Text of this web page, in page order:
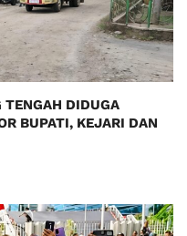
TENGAH DIDUGA
BUPATI, KEJARI DAN